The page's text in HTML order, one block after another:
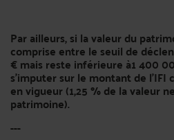
Par ailleurs,si la valeur du
comprise entre le seuil de
€ mais reste inférieure à1 400
s'imputer sur le montant de l'IFI
en vigueur (1,25 % de la valeur
patrimoine).
---